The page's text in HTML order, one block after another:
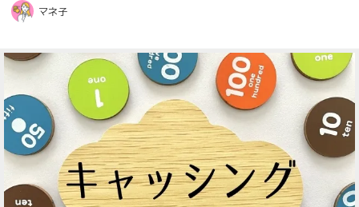
マネ子